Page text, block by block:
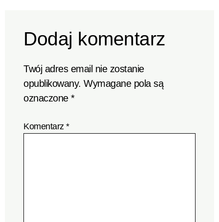
Dodaj komentarz
Twój adres email nie zostanie
opublikowany. Wymagane pola są
oznaczone*
Komentarz*